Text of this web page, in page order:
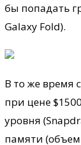
бы попадать
Galaxy Fold).
В то же время
при цене
уровня
памяти